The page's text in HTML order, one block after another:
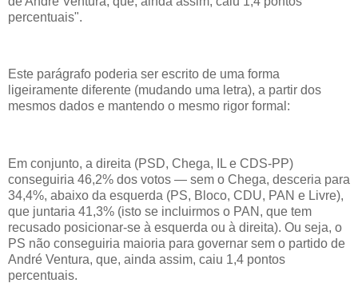
percentuais".
Este parágrafo poderia ser escrito de uma forma
ligeiramente diferente (mudando uma letra), a partir dos
mesmos dados e mantendo o mesmo rigor formal:
Em conjunto, a direita (PSD, Chega, IL e CDS-PP)
conseguiria 46,2% dos votos — sem o Chega, desceria para
34,4%, abaixo da esquerda (PS, Bloco, CDU, PAN e Livre),
que juntaria 41,3% (isto se incluirmos o PAN, que tem
recusado posicionar-se à esquerda ou à direita). Ou seja, o
PS não conseguiria maioria para governar sem o partido de
André Ventura, que, ainda assim, caiu 1,4 pontos
percentuais.